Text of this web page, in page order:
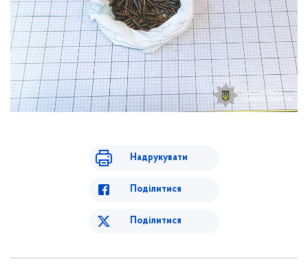
Надрукувати
Поділитися
Поділитися